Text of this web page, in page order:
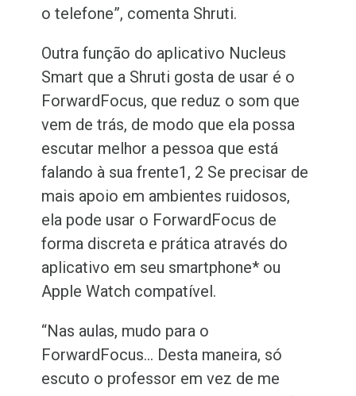
o telefone”, comenta Shruti.
Outra função do aplicativo Nucleus
Smart que a Shruti gosta de usar é o
ForwardFocus, que reduz o som que
vem de trás, de modo que ela possa
escutar melhor a pessoa que está
falando à sua frente1, 2 Se precisar de
mais apoio em ambientes ruidosos,
ela pode usar o ForwardFocus de
forma discreta e prática através do
aplicativo em seu smartphone* ou
Apple Watch compatível.
“Nas aulas, mudo para o
ForwardFocus… Desta maneira, só
escuto o professor em vez de me